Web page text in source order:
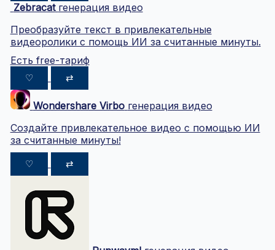
Zebracat генерация видео
Преобразуйте текст в привлекательные
видеоролики с помощь ИИ за считанные минуты.
Есть free-тариф
♡ ⇄
Wondershare Virbo генерация видео
Создайте привлекательное видео с помощью ИИ
за считанные минуты!
♡ ⇄